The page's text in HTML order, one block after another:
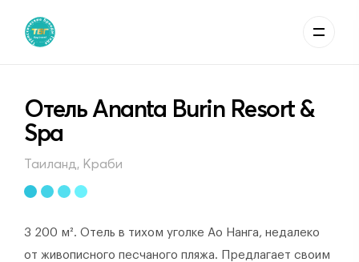
Отель Ananta Burin Resort &
Spa
Таиланд, Краби
3 200 м². Отель в тихом уголке Ао Нанга, недалеко
от живописного песчаного пляжа. Предлагает своим